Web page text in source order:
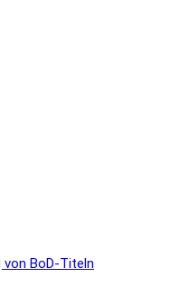
von BoD-Titeln